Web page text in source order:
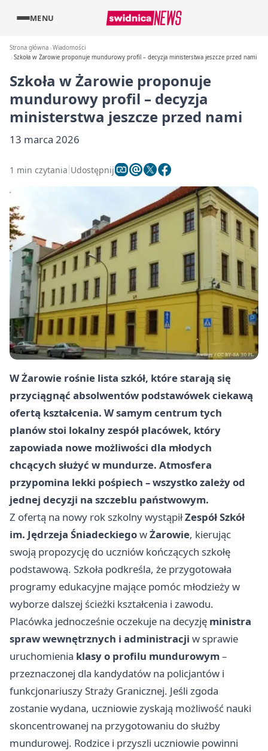
MENU
Strona główna Wiadomości
Szkoła w Żarowie proponuje mundurowy profil – decyzja ministerstwa jeszcze przed nami
Szkoła w Żarowie proponuje
mundurowy profil – decyzja
ministerstwa jeszcze przed nami
13 marca 2026
1 min czytania Udostępnij
W Żarowie rośnie lista szkół, które starają się
przyciągnąć absolwentów podstawówek ciekawą
ofertą kształcenia. W samym centrum tych
planów stoi lokalny zespół placówek, który
zapowiada nowe możliwości dla młodych
chcących służyć w mundurze. Atmosfera
przypomina lekki pośpiech – wszystko zależy od
jednej decyzji na szczeblu państwowym.
Z ofertą na nowy rok szkolny wystąpiłZespół Szkół
im. Jędrzeja ŚniadeckiegowŻarowie, kierując
swoją propozycję do uczniów kończących szkołę
podstawową. Szkoła podkreśla, że przygotowała
programy edukacyjne mające pomóc młodzieży w
wyborze dalszej ścieżki kształcenia i zawodu.
Placówka jednocześnie oczekuje na decyzję ministra
spraw wewnętrznych i administracji w sprawie
uruchomienia klasy o profilu mundurowym–
przeznaczonej dla kandydatów na policjantów i
funkcjonariuszy Straży Granicznej. Jeśli zgoda
zostanie wydana, uczniowie zyskają możliwość nauki
skoncentrowanej na przygotowaniu do służby
mundurowej. Rodzice i przyszli uczniowie powinni